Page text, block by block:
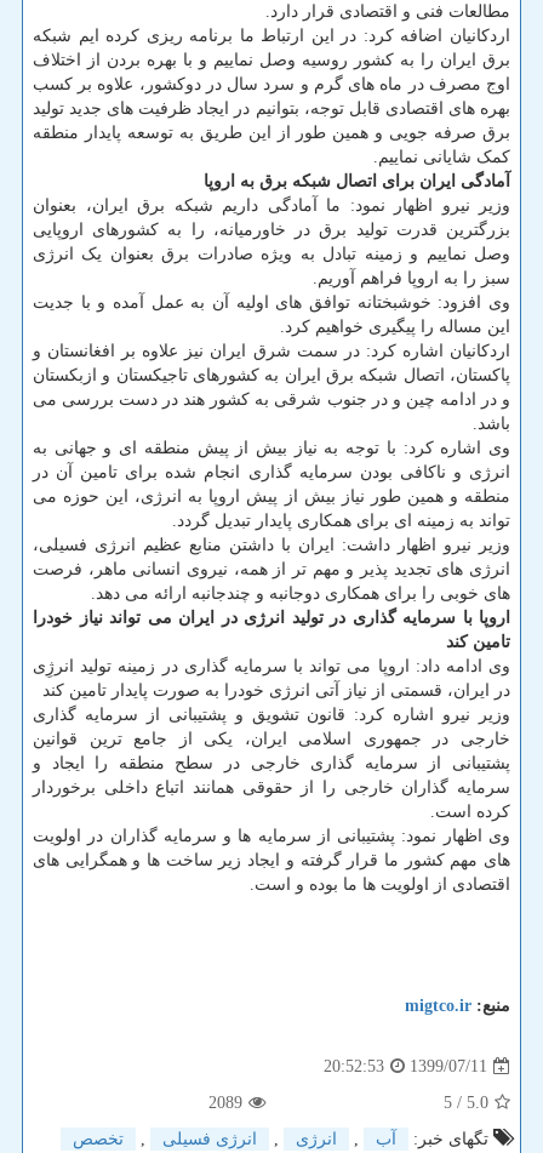
مطالعات فنی و اقتصادی قرار دارد.
اردکانیان اضافه کرد: در این ارتباط ما برنامه ریزی کرده ایم شبکه
برق ایران را به کشور روسیه وصل نماییم و با بهره بردن از اختلاف
اوج مصرف در ماه های گرم و سرد سال در دوکشور، علاوه بر کسب
بهره های اقتصادی قابل توجه، بتوانیم در ایجاد ظرفیت های جدید تولید
برق صرفه جویی و همین طور از این طریق به توسعه پایدار منطقه
کمک شایانی نماییم.
آمادگی ایران برای اتصال شبکه برق به اروپا
وزیر نیرو اظهار نمود: ما آمادگی داریم شبکه برق ایران، بعنوان
بزرگترین قدرت تولید برق در خاورمیانه، را به کشورهای اروپایی
وصل نماییم و زمینه تبادل به ویژه صادرات برق بعنوان یک انرژی
سبز را به اروپا فراهم آوریم.
وی افزود: خوشبختانه توافق های اولیه آن به عمل آمده و با جدیت
این مساله را پیگیری خواهیم کرد.
اردکانیان اشاره کرد: در سمت شرق ایران نیز علاوه بر افغانستان و
پاکستان، اتصال شبکه برق ایران به کشورهای تاجیکستان و ازبکستان
و در ادامه چین و در جنوب شرقی به کشور هند در دست بررسی می
باشد.
وی اشاره کرد: با توجه به نیاز بیش از پیش منطقه ای و جهانی به
انرژی و ناکافی بودن سرمایه گذاری انجام شده برای تامین آن در
منطقه و همین طور نیاز بیش از پیش اروپا به انرژی، این حوزه می
تواند به زمینه ای برای همکاری پایدار تبدیل گردد.
وزیر نیرو اظهار داشت: ایران با داشتن منابع عظیم انرژی فسیلی،
انرژی های تجدید پذیر و مهم تر از همه، نیروی انسانی ماهر، فرصت
های خوبی را برای همکاری دوجانبه و چندجانبه ارائه می دهد.
اروپا با سرمایه گذاری در تولید انرژی در ایران می تواند نیاز خودرا
تامین کند
وی ادامه داد: اروپا می تواند با سرمایه گذاری در زمینه تولید انرژِی
در ایران، قسمتی از نیاز آتی انرژی خودرا به صورت پایدار تامین کند
وزیر نیرو اشاره کرد: قانون تشویق و پشتیبانی از سرمایه گذاری
خارجی در جمهوری اسلامی ایران، یکی از جامع ترین قوانین
پشتیبانی از سرمایه گذاری خارجی در سطح منطقه را ایجاد و
سرمایه گذاران خارجی را از حقوقی همانند اتباع داخلی برخوردار
کرده است.
وی اظهار نمود: پشتیبانی از سرمایه ها و سرمایه گذاران در اولویت
های مهم کشور ما قرار گرفته و ایجاد زیر ساخت ها و همگرایی های
اقتصادی از اولویت ها ما بوده و است.
منبع: migtco.ir
1399/07/11
20:52:53
5.0
/ 5
2089
تگهای خبر:
آب , انرژی , انرژی فسیلی , تخصص